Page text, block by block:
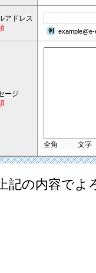
アドレス
ージ
全角 文字
記の内容でよ